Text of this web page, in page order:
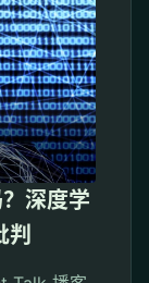
深度学
判